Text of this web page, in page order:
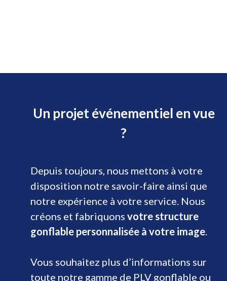
Un projet événementiel en vue
?
Depuis toujours, nous mettons à votre
disposition notre savoir-faire ainsi que
notre expérience à votre service. Nous
créons et fabriquons votre structure
gonflable personnalisée à votre image.
Vous souhaitez plus d’informations sur
toute notre gamme de PLV gonflable ou